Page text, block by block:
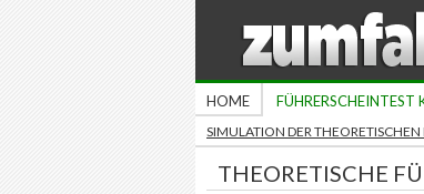
HOME FÜHRERSCHEINTEST
SIMULATION DER
THEORETISCHE